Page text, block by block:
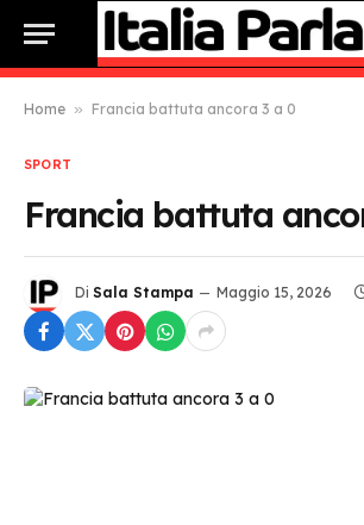
Home » Francia battuta ancora 3 a 0
SPORT
Francia battuta
Di Sala Stampa Maggio 15, 2026